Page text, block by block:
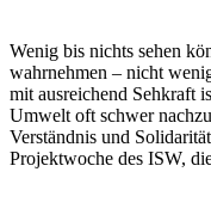
Wenig bis nichts sehen
wahrnehmen – nicht
mit ausreichend Sehkraft
Umwelt oft schwer
Verständnis und
Projektwoche des ISW,